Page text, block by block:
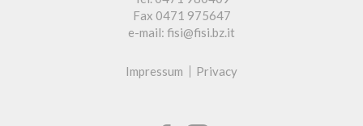
Fax 0471 975647
e-mail: fisi@fisi.bz.it
Impressum Privacy